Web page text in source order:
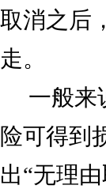
取消之后
走。
一般来
险可得到
出“无理